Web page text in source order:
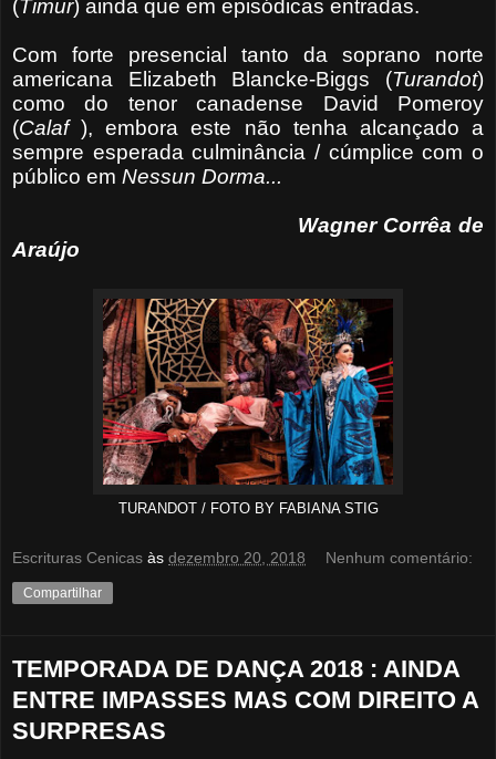
(Timur) ainda que em episódicas entradas.
Com forte presencial tanto da soprano norte
americana Elizabeth Blancke-Biggs (Turandot)
como do tenor canadense David Pomeroy
(Calaf), embora este não tenha alcançado a
sempre esperada culminância / cúmplice com o
público em Nessun Dorma...
Wagner Corrêa de
Araújo
TURANDOT / FOTO BY FABIANA STIG
Escrituras Cenicas às dezembro 20, 2018 Nenhum comentário:
Compartilhar
TEMPORADA DE DANÇA 2018 : AINDA
ENTRE IMPASSES MAS COM DIREITO A
SURPRESAS